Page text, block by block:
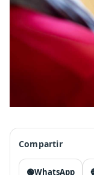
Compartir
🟢WhatsApp